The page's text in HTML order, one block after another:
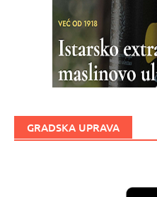
GRADSKA UPRAVA